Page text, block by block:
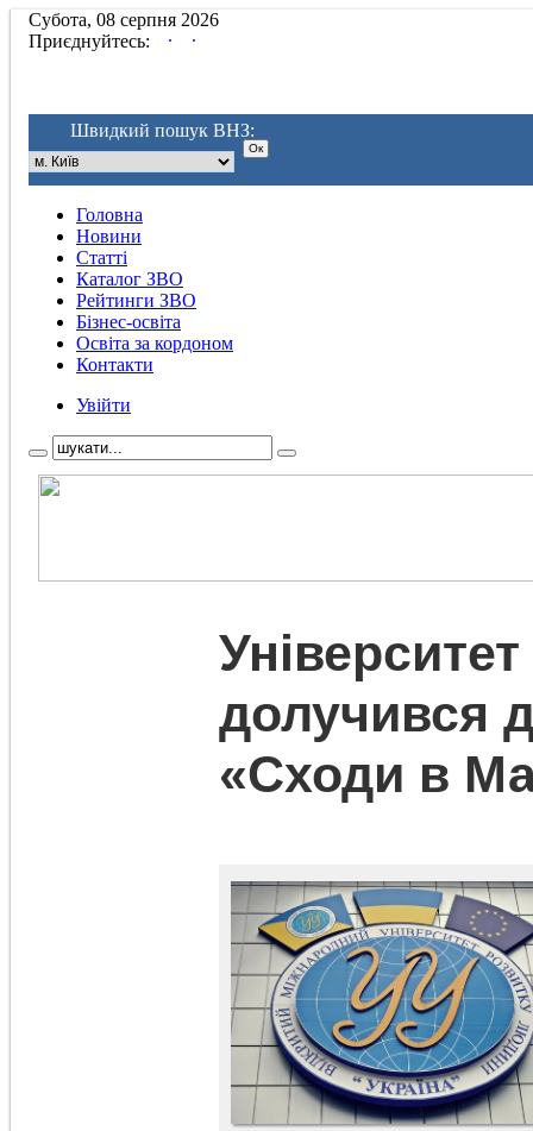
Субота, 08 серпня 2026
Приєднуйтесь:
. .
Швидкий пошук ВНЗ:
Головна
Новини
Статті
Каталог ЗВО
Рейтинги ЗВО
Бізнес-освіта
Освіта за кордоном
Контакти
Увійти
долучився
«Сходи в